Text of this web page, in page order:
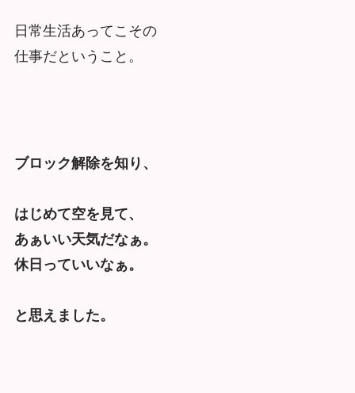
日常生活あってこその
仕事だということ。
ブロック解除を知り、
はじめて空を見て、
あぁいい天気だなぁ。
休日っていいなぁ。
と思えました。